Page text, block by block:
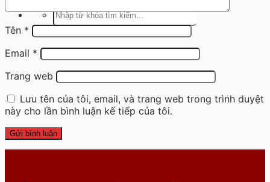
Tìm
kiếm:
Tên *
Email *
Trang web
Lưu tên của tôi, email, và trang web trong trình duyệt
này cho lần bình luận kế tiếp của tôi.